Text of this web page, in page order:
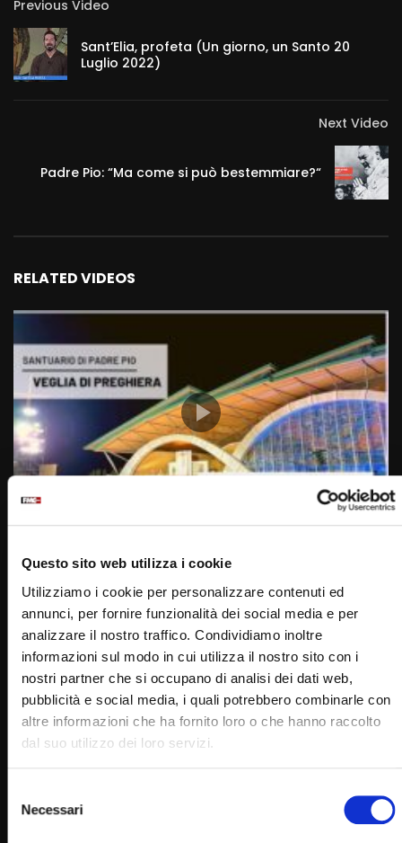
Questo sito web utilizza i cookie
Utilizziamo i cookie per personalizzare contenuti ed
annunci, per fornire funzionalità dei social media e per
analizzare il nostro traffico. Condividiamo inoltre
informazioni sul modo in cui utilizza il nostro sito con i
nostri partner che si occupano di analisi dei dati web,
pubblicità e social media, i quali potrebbero combinarle con
altre informazioni che ha fornito loro o che hanno raccolto
dal suo utilizzo dei loro servizi.
delNecessari
Previous Video
Sant’Elia, profeta (Un giorno, un Santo 20
Luglio 2022)
Next Video
Padre Pio: “Ma come si può bestemmiare?“
RELATED VIDEOS
01:06:29
settembre 2022
STAFF
22/09/2022
0